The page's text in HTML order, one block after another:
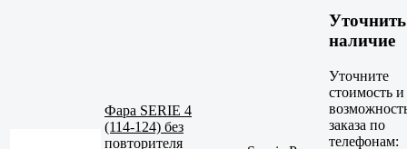
Фара SERIE 4
(114-124) без
повторителя
Уточнить
наличие
Уточните
стоимость и
заказа по
телефонам: